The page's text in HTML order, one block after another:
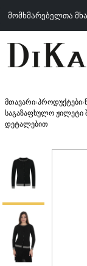
მომხმარებელთა
მთავარი›პროდუქტები›
საგაზაფხულო ჟილეტი
დეტალებით